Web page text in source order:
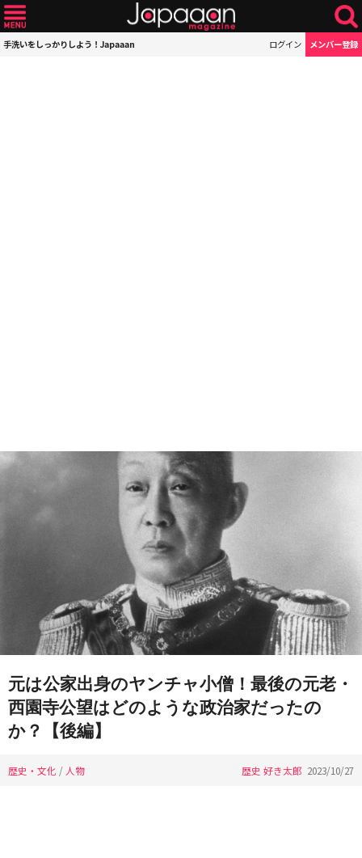
手洗いをしっかりしよう！Japaaan ログイン メンバー登録
元は公家出身のヤンチャ小僧！最後の元老・
西園寺公望はどのような政治家だったの
か？【後編】
歴史・文化 / 人物 歴史 好き太郎 2023/10/27